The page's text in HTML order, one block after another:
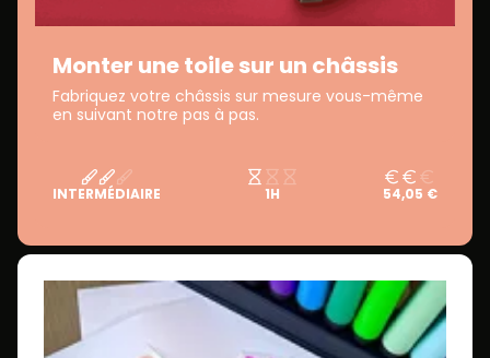
Monter une toile sur un châssis
Fabriquez votre châssis sur mesure vous-même
en suivant notre pas à pas.
INTERMÉDIAIRE 1H 54,05 €